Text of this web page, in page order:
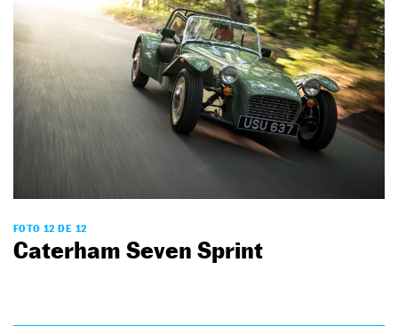
FOTO 12 DE 12
Caterham Seven Sprint